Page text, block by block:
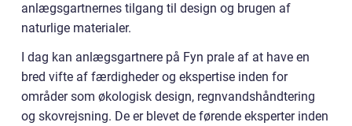
anlægsgartnernes tilgang til design og brugen af
naturlige materialer.
I dag kan anlægsgartnere på Fyn prale af at have en
bred vifte af færdigheder og ekspertise inden for
områder som økologisk design, regnvandshåndtering
og skovrejsning. De er blevet de førende eksperter inden